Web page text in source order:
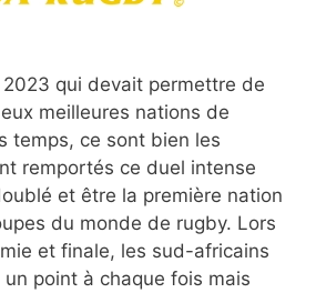
qui devait permettre de
meilleures nations de
temps, ce sont bien les
remportés ce duel intense
et être la première nation
du monde de rugby. Lors
et finale, les sud-africains
point à chaque fois mais